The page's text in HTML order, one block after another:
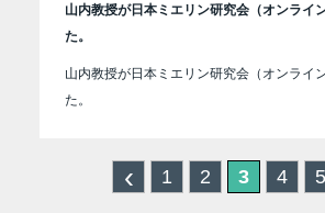
山内教授が日本ミエリン研究会（オンライ
た。
山内教授が日本ミエリン研究会（オンライ
た。
‹ 1 2 3 4 5